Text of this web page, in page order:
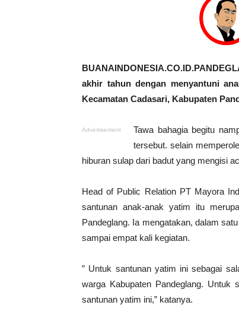
akhir tahun dengan menyantuni
Kecamatan Cadasari, Kabupaten
Advertisement
Tawa bahagia begitu
tersebut. selain
hiburan sulap dari badut yang mengisi
Head of Public Relation PT Mayora
santunan anak-anak yatim itu
Pandeglang. Ia mengatakan, dalam
sampai empat kali kegiatan.
” Untuk santunan yatim ini sebagai
warga Kabupaten Pandeglang.
santunan yatim ini,” katanya.